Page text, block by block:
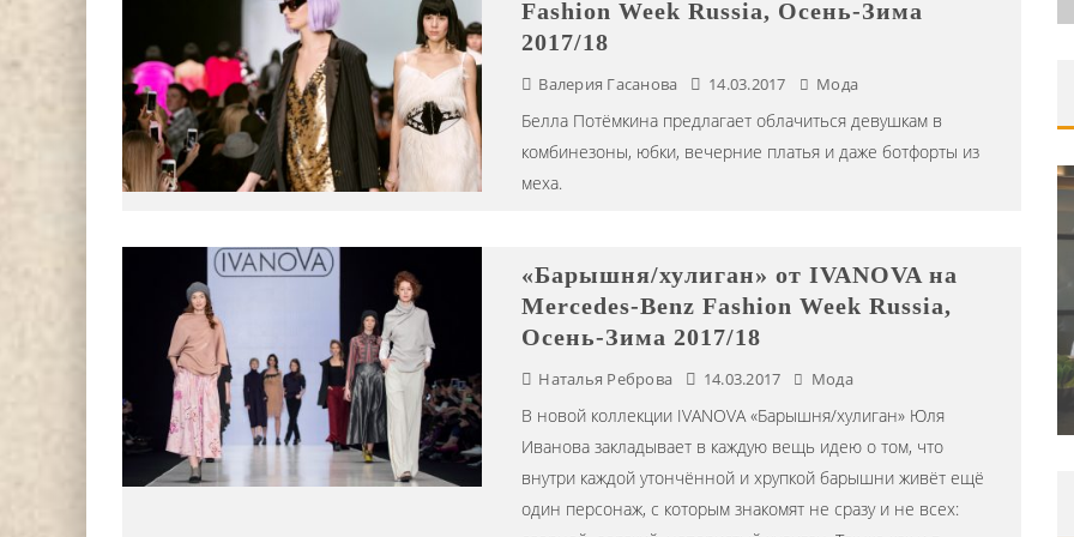
Fashion Week Russia, Осень-Зима
2017/18
Валерия Гасанова 14.03.2017 Мода
Белла Потёмкина предлагает облачиться девушкам в
комбинезоны, юбки, вечерние платья и даже ботфорты из
меха.
«Барышня/хулиган» от IVANOVA на
Mercedes-Benz Fashion Week Russia,
Осень-Зима 2017/18
Наталья Реброва 14.03.2017 Мода
В новой коллекции IVANOVA «Барышня/хулиган» Юля
Иванова закладывает в каждую вещь идею о том, что
внутри каждой утончённой и хрупкой барышни живёт ещё
один персонаж, с которым знакомят не сразу и не всех:
DJ НИККА ЛОРАК (NIKKA LORAK)
СТАЛА ХЕДЛАЙНЕРОМ ФЕСТИВАЛЯ
АНАНДА 2024 Г.
Editor iLike.Today 15.07.2024
ШКОЛА ШЕФА: КУХНЯ НОВОГО